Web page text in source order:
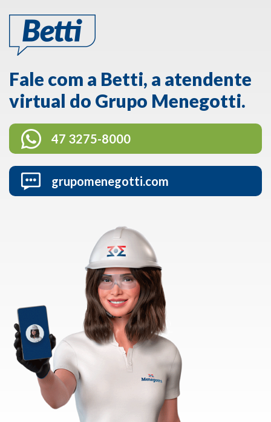
Fale com a Betti, a atendente
virtual do Grupo Menegotti.
47 3275-8000
grupomenegotti.com